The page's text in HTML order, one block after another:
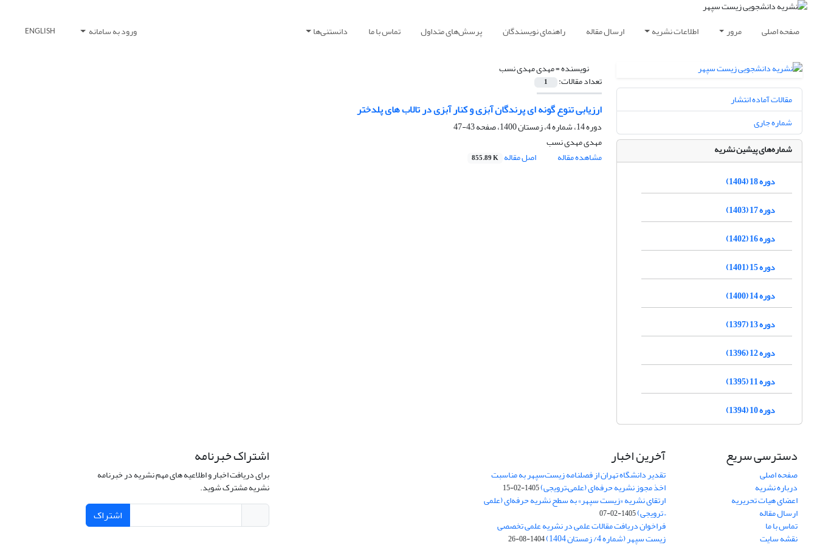
صفحه اصلی مرور اطلاعات نشریه ارسال مقاله راهنمای نویسندگان پرسش‌های متداول تماس با ما دانستنی‌ها ورود به سامانه ENGLISH
نویسنده =مهدی مهدی نسب
تعداد مقالات: 1
ارزیابی تنوع گونه ای پرندگان آبزی و کنار آبزی در تالاب های پلدختر
دوره 14، شماره 4، زمستان 1400، صفحه
43-47
مهدی مهدی نسب
مشاهده مقاله
اصل مقاله 855.89 K
مقالات آماده انتشار
شماره جاری
شماره‌های پیشین نشریه
دوره 18 (1404)
دوره 17 (1403)
دوره 16 (1402)
دوره 15 (1401)
دوره 14 (1400)
دوره 13 (1397)
دوره 12 (1396)
دوره 11 (1395)
دوره 10 (1394)
دسترسی سریع
صفحه اصلی
درباره نشریه
اعضای هیات تحریریه
ارسال مقاله
تماس با ما
نقشه سایت
آخرین اخبار
تقدیر دانشگاه تهران از فصلنامه زیست‌سپهر به مناسبت
اخذ مجوز نشریه حرفه‌ای (علمی–ترویجی)1405-02-15
ارتقای نشریه «زیست‌ سپهر» به سطح نشریه حرفه‌ای (علمی
– ترویجی)1405-02-07
فراخوان دریافت مقالات علمی در نشریه علمی تخصصی
زیست سپهر (شماره 4/ زمستان 1404) 1404-08-26
اشتراک خبرنامه
برای دریافت اخبار و اطلاعیه های مهم نشریه در خبرنامه
نشریه مشترک شوید.
اشتراک